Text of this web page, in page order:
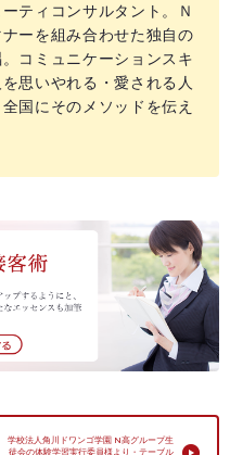
ティコンサルタント。Ｎ
ナーを組み合わせた独自の
コミュニケーションスキ
思いやれる・愛される人
国にそのメソッドを伝え
学校法人角川ドワンゴ学園 N高グループ生
徒会の体験学習実行委員様より・テーブル